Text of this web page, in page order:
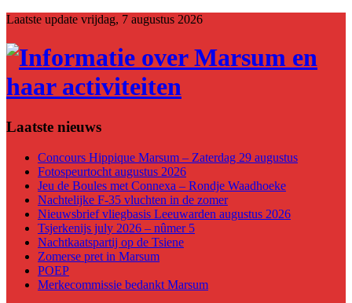
Laatste update vrijdag, 7 augustus 2026
Laatste nieuws
Concours Hippique Marsum – Zaterdag 29 augustus
Fotospeurtocht augustus 2026
Jeu de Boules met Connexa – Rondje Waadhoeke
Nachtelijke F-35 vluchten in de zomer
Nieuwsbrief vliegbasis Leeuwarden augustus 2026
Tsjerkenijs july 2026 – nûmer 5
Nachtkaatspartij op de Tsiene
Zomerse pret in Marsum
POEP
Merkecommissie bedankt Marsum